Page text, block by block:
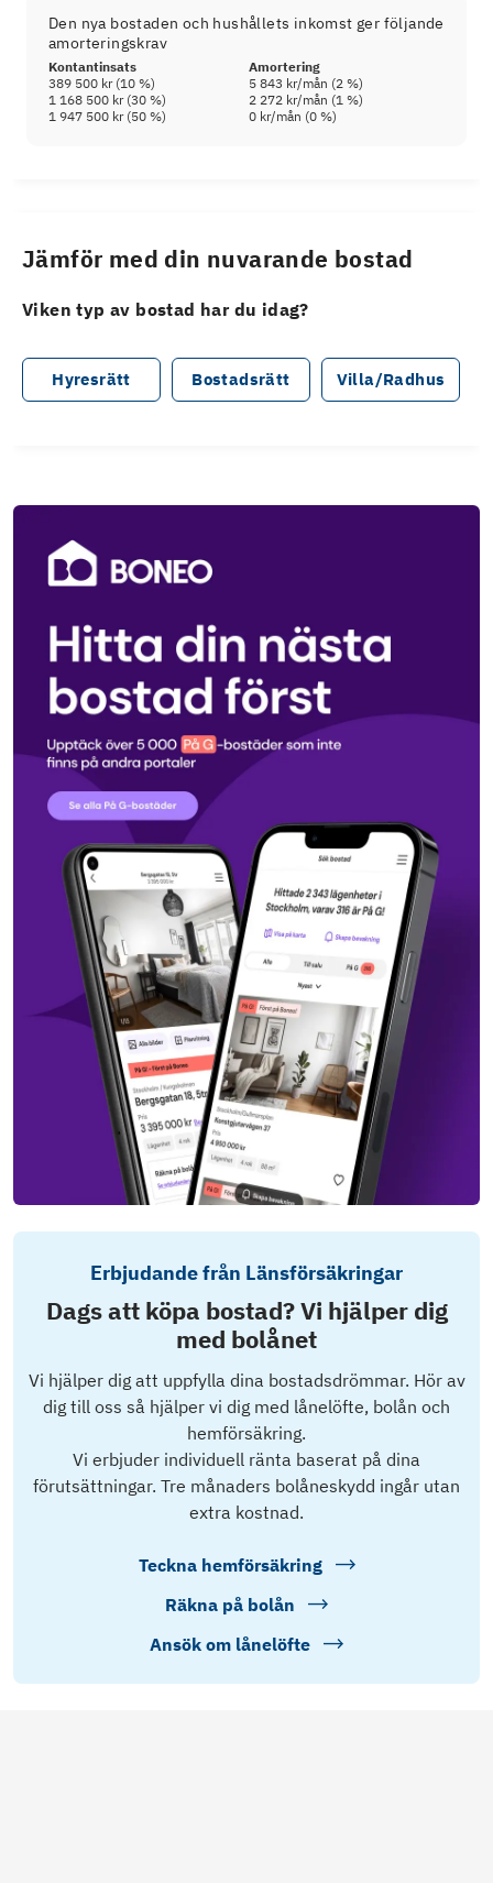
Den nya bostaden och hushållets inkomst ger följande
amorteringskrav
Kontantinsats
Amortering
389 500 kr(10 %) 5 843 kr/mån (2 %)
1 168 500 kr(30 %) 2 272 kr/mån (1 %)
1 947 500 kr(50 %) 0 kr/mån (0 %)
Jämför med din nuvarande bostad
Viken typ av bostad har du idag?
Hyresrätt Bostadsrätt Villa/Radhus
Erbjudande från Länsförsäkringar
Dags att köpa bostad? Vi hjälper dig
med bolånet
Vi hjälper dig att uppfylla dina bostadsdrömmar. Hör av
dig till oss så hjälper vi dig med lånelöfte, bolån och
hemförsäkring.
Vi erbjuder individuell ränta baserat på dina
förutsättningar. Tre månaders bolåneskydd ingår utan
extra kostnad.
Teckna hemförsäkring
Räkna på bolån
Ansök om lånelöfte